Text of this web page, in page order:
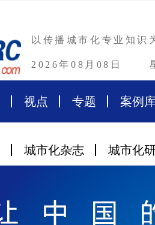
以传播城市化专业知识
2026年08月08日
视点 专题 案例
城市化杂志 城市化